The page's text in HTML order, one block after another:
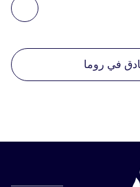
في روما